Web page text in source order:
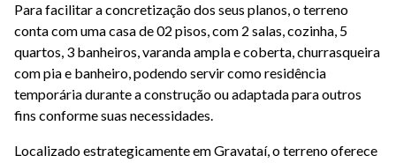
Para facilitar a concretização dos seus planos, o terreno
conta com uma casa de 02 pisos, com 2 salas, cozinha, 5
quartos, 3 banheiros, varanda ampla e coberta, churrasqueira
com pia e banheiro, podendo servir como residência
temporária durante a construção ou adaptada para outros
fins conforme suas necessidades.
Localizado estrategicamente em Gravataí, o terreno oferece